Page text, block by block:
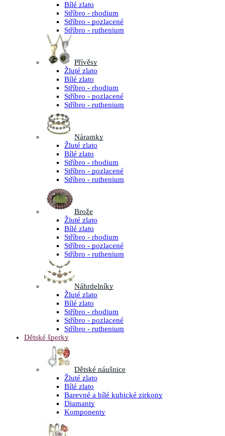
Bílé zlato
Stříbro - rhodium
Stříbro - pozlacené
Stříbro - ruthenium
Přívěsy
Žluté zlato
Bílé zlato
Stříbro - rhodium
Stříbro - pozlacené
Stříbro - ruthenium
Náramky
Žluté zlato
Bílé zlato
Stříbro - rhodium
Stříbro - pozlacené
Stříbro - ruthenium
Brože
Žluté zlato
Bílé zlato
Stříbro - rhodium
Stříbro - pozlacené
Stříbro - ruthenium
Náhrdelníky
Žluté zlato
Bílé zlato
Stříbro - rhodium
Stříbro - pozlacené
Stříbro - ruthenium
Dětské šperky
Dětské náušnice
Žluté zlato
Bílé zlato
Barevné a bílé kubické zirkony
Diamanty
Komponenty